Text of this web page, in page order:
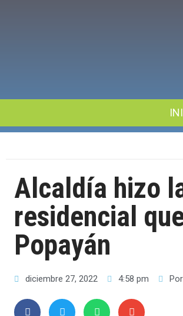
Alcaldía hizo
residencial
Popayán
diciembre 27, 2022 4:58 pm